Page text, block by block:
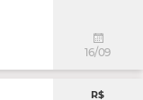
16/09
R$